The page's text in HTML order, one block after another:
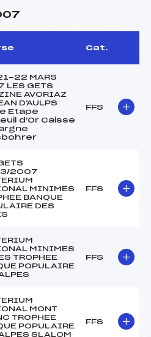
Cat.
22 MARS
LES GETS
AVORIAZ
D'AULPS
Etape
d'Or Caisse
FFS
2007
MINIMES
BANQUE
DES
FFS
MINIMES
TROPHEE
POPULAIRE
FFS
MONT
TROPHEE
POPULAIRE
SLALOM
FFS